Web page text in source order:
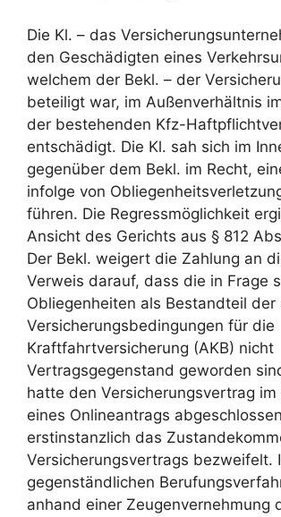
Die Kl. – das
den Geschädigten eines
welchem der Bekl. – der
beteiligt war, im Außenverhältnis
der bestehenden Kfz-
entschädigt. Die Kl. sah sich im
gegenüber dem Bekl. im Recht,
infolge von
führen. Die Regressmöglichkeit
Ansicht des Gerichts aus § 812
Der Bekl. weigert die Zahlung an
Verweis darauf, dass die in Frage
Obliegenheiten als Bestandteil der
Versicherungsbedingungen für die
Kraftfahrtversicherung (AKB) nicht
Vertragsgegenstand geworden
hatte den Versicherungsvertrag im
eines Onlineantrags
erstinstanzlich das
Versicherungsvertrags bezweifelt.
gegenständlichen
anhand einer Zeugenvernehmung